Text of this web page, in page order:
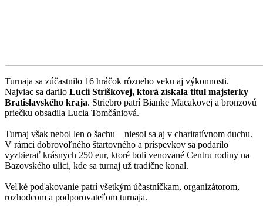
Turnaja sa zúčastnilo 16 hráčok rôzneho veku aj výkonnosti.
Najviac sa darilo Lucii Striškovej, ktorá získala titul majsterky
Bratislavského kraja. Striebro patrí Bianke Macakovej a bronzovú
priečku obsadila Lucia Tomčániová.
Turnaj však nebol len o šachu – niesol sa aj v charitatívnom duchu.
V rámci dobrovoľného štartovného a príspevkov sa podarilo
vyzbierať krásnych 250 eur, ktoré boli venované Centru rodiny na
Bazovského ulici, kde sa turnaj už tradične konal.
Veľké poďakovanie patrí všetkým účastníčkam, organizátorom,
rozhodcom a podporovateľom turnaja.